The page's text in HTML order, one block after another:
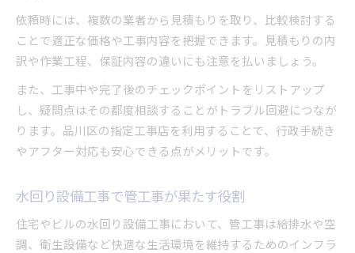
依頼時には、複数の業者から見積もりを取り、比較検討する
ことで適正な価格や工事内容を把握できます。見積もりの内
訳や作業工程、保証内容の違いにも注意を払いましょう。
また、工事中や完了後のチェックポイントをリストアップ
し、疑問点はその都度相談することがトラブル回避につなが
ります。品川区の指定工事店を利用することで、行政手続き
やアフター対応も安心できる点がメリットです。
水回り設備工事で管工事が果たす役割
住宅やビルの水回り設備工事において、管工事は給排水や空
調、衛生設備など快適な生活環境を維持するためのインフラ